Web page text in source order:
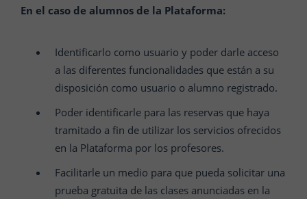
En el caso de alumnos de la Plataforma:
Identificarlo como usuario y poder darle acceso
a las diferentes funcionalidades que están a su
disposición como usuario o alumno registrado.
Poder identificarle para las reservas que haya
tramitado a fin de utilizar los servicios ofrecidos
en la Plataforma por los profesores.
Facilitarle un medio para que pueda solicitar una
prueba gratuita de las clases anunciadas en la